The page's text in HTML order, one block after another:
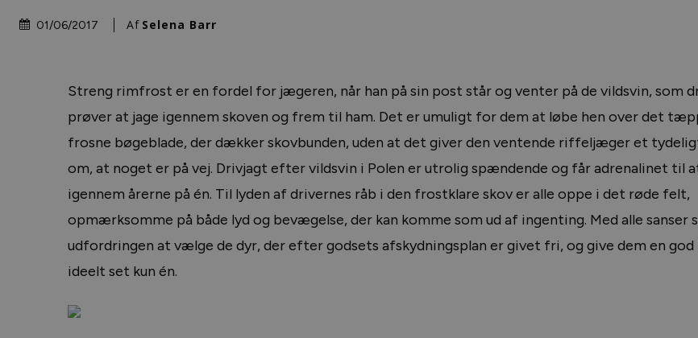
01/06/2017 Af Selena Barr
Streng rimfrost er en fordel for jægeren, når han på sin post står og venter på de vildsvin, som
prøver at jage igennem skoven og frem til ham. Det er umuligt for dem at løbe hen over det
frosne bøgeblade, der dækker skovbunden, uden at det giver den ventende riffeljæger et
om, at noget er på vej. Drivjagt efter vildsvin i Polen er utrolig spændende og får adrenalinet til
igennem årerne på én. Til lyden af drivernes råb i den frostklare skov er alle oppe i det røde felt,
opmærksomme på både lyd og bevægelse, der kan komme som ud af ingenting. Med alle sanser
udfordringen at vælge de dyr, der efter godsets afskydningsplan er givet fri, og give dem en god
ideelt set kun én.